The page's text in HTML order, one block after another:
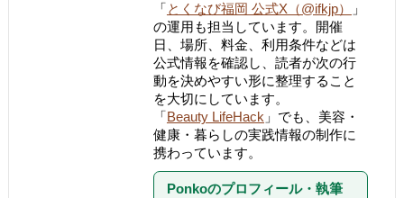
「 とくなび福岡 公式X（@ifkjp）
」
の運用も担当しています。開催
日、場所、料金、利用条件などは
公式情報を確認し、読者が次の行
動を決めやすい形に整理すること
を大切にしています。
「 Beauty LifeHack」でも、美容・
健康・暮らしの実践情報の制作に
携わっています。
Ponkoのプロフィール・執筆